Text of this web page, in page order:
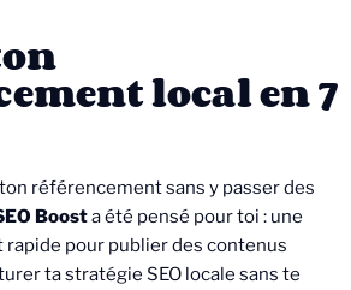
local en 7
référencement sans y passer des
Boosta été pensé pour toi : une
pour publier des contenus
ta stratégie SEO locale sans te